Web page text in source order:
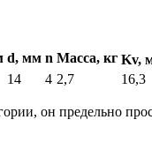
d, мм n Масса, кг Kv,
14 4 2,7 16,3
он предельно